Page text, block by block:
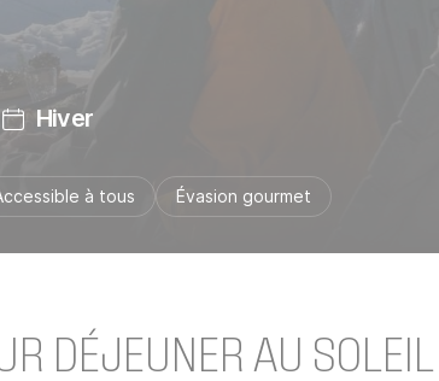
Hiver
à tous Évasion gourmet
DÉJEUNER AU SOLEIL